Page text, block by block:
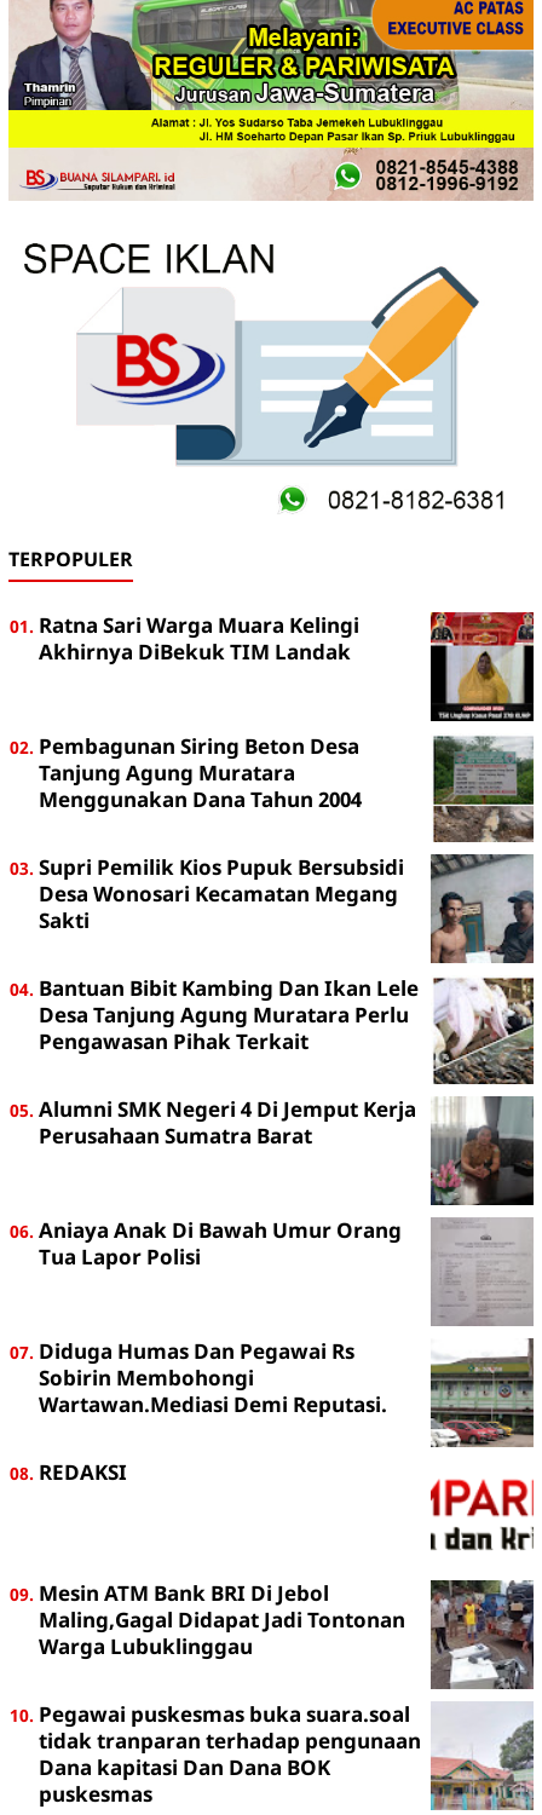
TERPOPULER
Ratna Sari Warga Muara Kelingi
Akhirnya DiBekuk TIM Landak
Pembagunan Siring Beton Desa
Tanjung Agung Muratara
Menggunakan Dana Tahun 2004
Supri Pemilik Kios Pupuk Bersubsidi
Desa Wonosari Kecamatan Megang
Sakti
Bantuan Bibit Kambing Dan Ikan Lele
Desa Tanjung Agung Muratara Perlu
Pengawasan Pihak Terkait
Alumni SMK Negeri 4 Di Jemput Kerja
Perusahaan Sumatra Barat
Aniaya Anak Di Bawah Umur Orang
Tua Lapor Polisi
Diduga Humas Dan Pegawai Rs
Sobirin Membohongi
Wartawan.Mediasi Demi Reputasi.
REDAKSI
Mesin ATM Bank BRI Di Jebol
Maling,Gagal Didapat Jadi Tontonan
Warga Lubuklinggau
Pegawai puskesmas buka suara.soal
tidak tranparan terhadap pengunaan
Dana kapitasi Dan Dana BOK
puskesmas